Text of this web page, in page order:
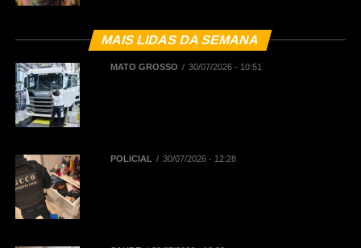
MAIS LIDAS DA SEMANA
MATO GROSSO 30/07/2026 - 10:51
POLICIAL 30/07/2026 - 12:28